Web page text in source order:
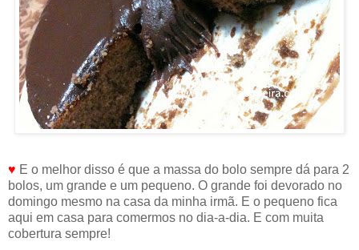
♥ E o melhor disso é que a massa do bolo sempre dá para 2
bolos, um grande e um pequeno. O grande foi devorado no
domingo mesmo na casa da minha irmã. E o pequeno fica
aqui em casa para comermos no dia-a-dia. E com muita
cobertura sempre!